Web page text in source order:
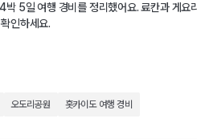
5일 여행 경비를 정리했어요. 료칸과 게요
인하세요.
오도리공원 홋카이도 여행 경비